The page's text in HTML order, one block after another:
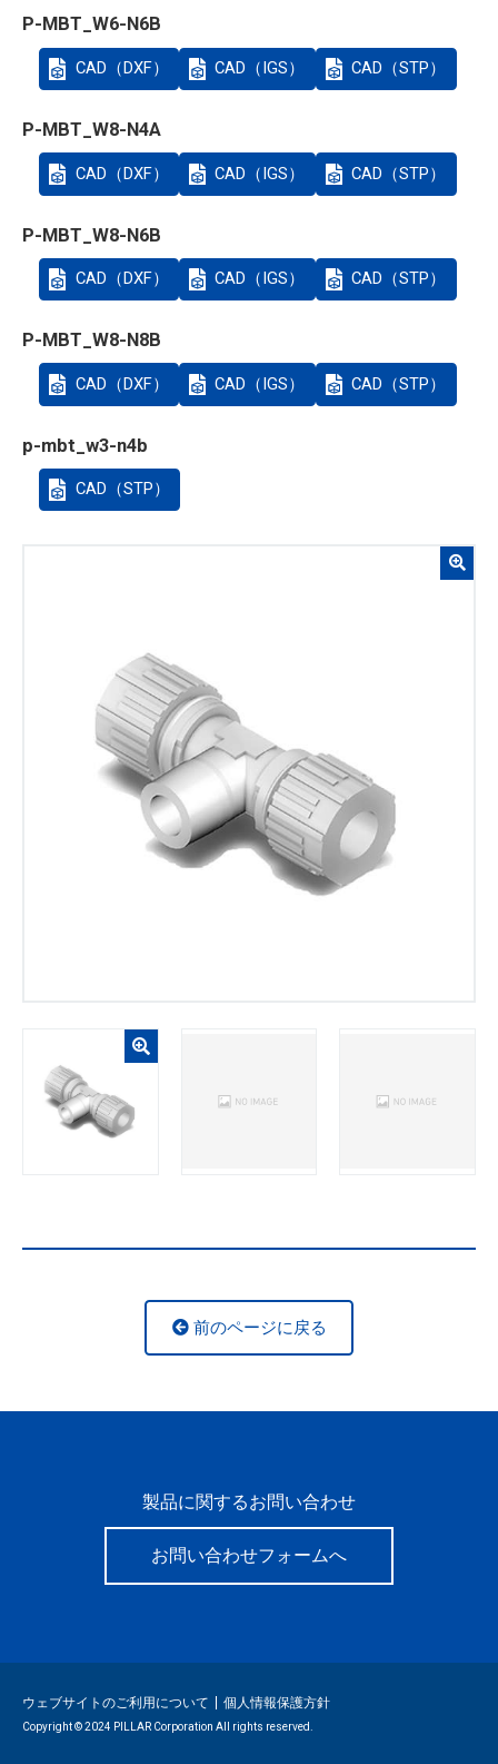
P-MBT_W6-N6B
CAD（DXF） CAD（IGS） CAD（STP）
P-MBT_W8-N4A
CAD（DXF） CAD（IGS） CAD（STP）
P-MBT_W8-N6B
CAD（DXF） CAD（IGS） CAD（STP）
P-MBT_W8-N8B
CAD（DXF） CAD（IGS） CAD（STP）
p-mbt_w3-n4b
CAD（STP）
前のページに戻る
製品に関するお問い合わせ
お問い合わせフォームへ
ウェブサイトのご利用について 個人情報保護方針
Copyright © 2024 PILLAR Corporation All rights reserved.